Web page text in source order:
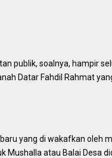
publik, soalnya, hampir
Datar Fahdil Rahmat
yang di wakafkan oleh
Mushalla atau Balai Desa